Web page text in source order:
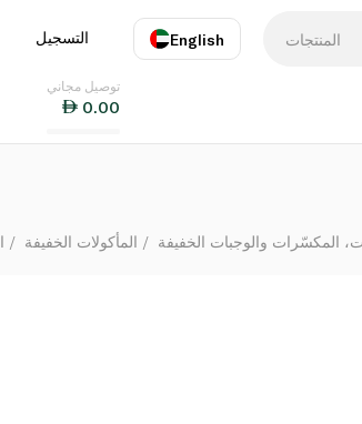
المنتجات English
اللغة
التسجيل
توصيل مجاني
0.00
المأكولات الخفيفة المكسّرات والوجبات الخفيفة